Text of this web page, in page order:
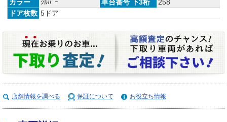
カラー
ｼﾙﾊﾞｰ 車台番号 下3桁
258
ドア枚数 5ドア
店舗情報を調べる 保証について お役立ち情報